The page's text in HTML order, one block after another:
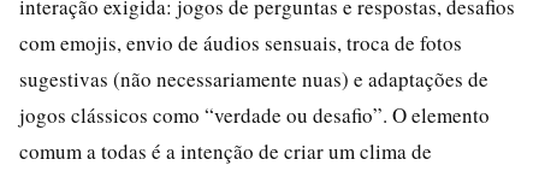
interação exigida: jogos de perguntas e respostas, desafios
com emojis, envio de áudios sensuais, troca de fotos
sugestivas (não necessariamente nuas) e adaptações de
jogos clássicos como “verdade ou desafio”. O elemento
comum a todas é a intenção de criar um clima de